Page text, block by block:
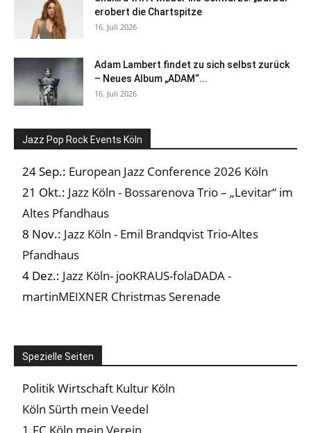
erobert die Chartspitze
16. Juli 2026
Adam Lambert findet zu sich selbst zurück
– Neues Album „ADAM“...
16. Juli 2026
Jazz Pop Rock Events Köln
24 Sep.: European Jazz Conference 2026 Köln
21 Okt.: Jazz Köln - Bossarenova Trio – „Levitar“ im
Altes Pfandhaus
8 Nov.: Jazz Köln - Emil Brandqvist Trio-Altes
Pfandhaus
4 Dez.: Jazz Köln- jooKRAUS-folaDADA -
martinMEIXNER Christmas Serenade
Spezielle Seiten
Politik Wirtschaft Kultur Köln
Köln Sürth mein Veedel